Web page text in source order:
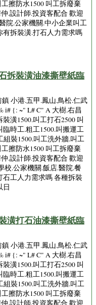
擦防水1500 叫工拆廢棄
.設計師.投資客配合 歡迎
院.公家機關.中小企業叫工
拆裝潢.打石人力需求嗎
拆裝潢油漆撕壁紙臨
小港.五甲.鳳山.鳥松.仁武
i# {: ~" L# C" A 大樹.右昌
潢1500.叫工打石2500 叫
時工.粗工1500.叫搬運工
組裝1500.叫工洗外牆.叫工
擦防水1500 叫工拆廢棄
.設計師.投資客配合 歡迎
校.公家機關.飯店.醫院.餐
石工人力需求嗎 各種拆裝
日
潢打石油漆撕壁紙臨
小港.五甲.鳳山.鳥松.仁武
i# {: ~" L# C" A 大樹.右昌
潢1500.叫工打石2500 叫
時工.粗工1500.叫搬運工
組裝1500.叫工洗外牆.叫工
擦防水1500 叫工拆廢棄
.設計師.投資客配合 歡迎